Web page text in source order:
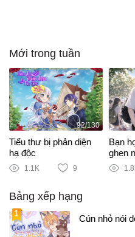
Mới trong tuần
92/130
Tiểu thư bị phản diện
hạ độc
1.1K 9
Bạn
ghen
Bảng xếp hạng
Cún nhỏ nói